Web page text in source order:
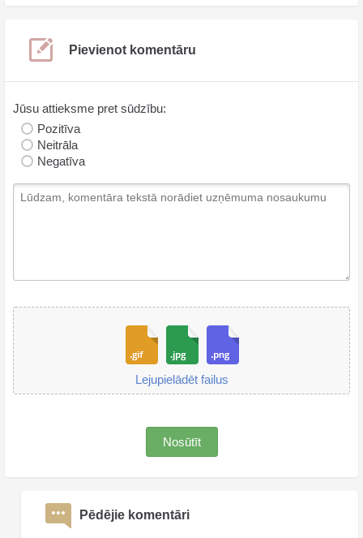
Pievienot komentāru
Jūsu attieksme pret sūdzību:
Pozitīva
Neitrāla
Negatīva
Lejupielādēt failus
Nosūtīt
Pēdējie komentāri